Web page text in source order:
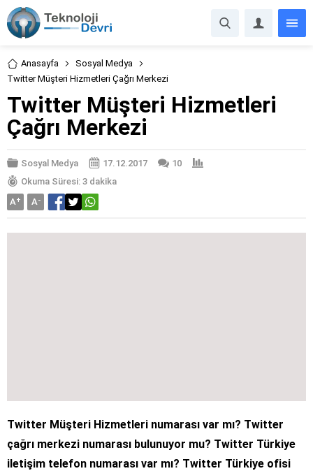
Anasayfa
Sosyal Medya
Twitter Müşteri Hizmetleri Çağrı Merkezi
Twitter Müşteri Hizmetleri
Çağrı Merkezi
Sosyal Medya 17.12.2017
10
Okuma Süresi: 3 dakika
A+ A-
Twitter Müşteri Hizmetleri numarası var mı? Twitter
çağrı merkezi numarası bulunuyor mu? Twitter Türkiye
iletişim telefon numarası var mı? Twitter Türkiye ofisi